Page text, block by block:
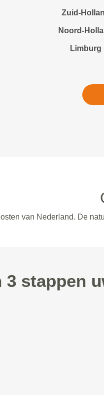
Zuid-
Noord-
Limburg
van Nederland. De
3 stappen